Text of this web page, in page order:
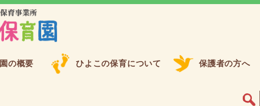
園の概要 ひよこの保育について 保護者の方へ